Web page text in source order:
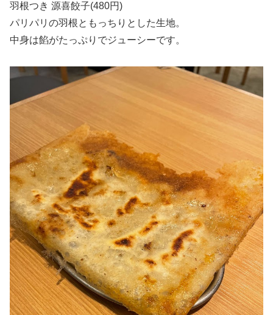
羽根つき 源喜餃子(480円)
パリパリの羽根ともっちりとした生地。
中身は餡がたっぷりでジューシーです。